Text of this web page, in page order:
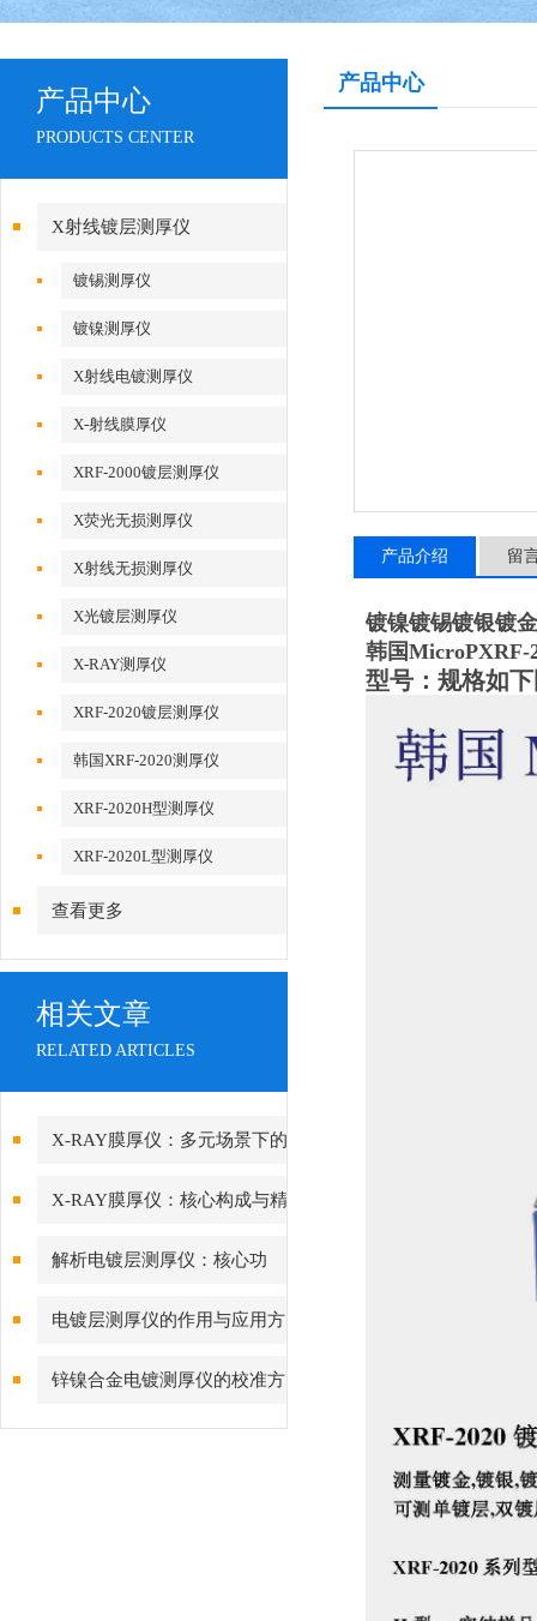
产品中心
PRODUCTS CENTER
X射线镀层测厚仪
镀锡测厚仪
镀镍测厚仪
X射线电镀测厚仪
X-射线膜厚仪
XRF-2000镀层测厚仪
X荧光无损测厚仪
X射线无损测厚仪
X光镀层测厚仪
X-RAY测厚仪
XRF-2020镀层测厚仪
韩国XRF-2020测厚仪
XRF-2020H型测厚仪
XRF-2020L型测厚仪
查看更多
相关文章
RELATED ARTICLES
X-RAY膜厚仪：多元场景下的
精准检测边界
X-RAY膜厚仪：核心构成与精
密协作的科技密码
解析电镀层测厚仪：核心功
能、行业应用与技术亮点
电镀层测厚仪的作用与应用方
向分析
锌镍合金电镀测厚仪的校准方
法与重要性
产品中心
产品介绍 留
镀镍镀锡镀银镀
韩国MicroPXRF-
型号： 规格如